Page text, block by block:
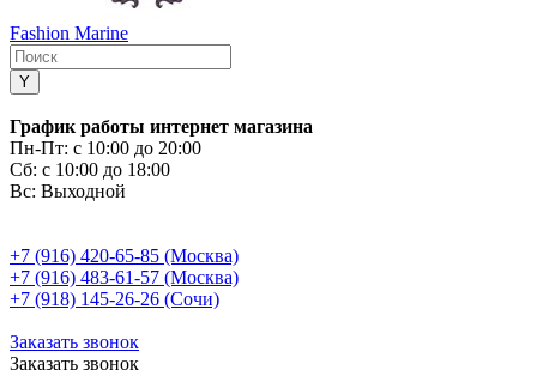
Fashion Marine
График работы интернет магазина
Пн-Пт: с 10:00 до 20:00
Сб: с 10:00 до 18:00
Вс: Выходной
+7 (916) 420-65-85 (Москва)
+7 (916) 483-61-57 (Москва)
+7 (918) 145-26-26 (Сочи)
Заказать звонок
Заказать звонок